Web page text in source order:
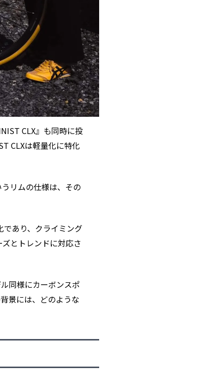
CLX』も同時に投
CLXは軽量化に特化
リムの仕様は、その
であり、クライミング
とトレンドに対応さ
同様にカーボンスポ
景には、どのような